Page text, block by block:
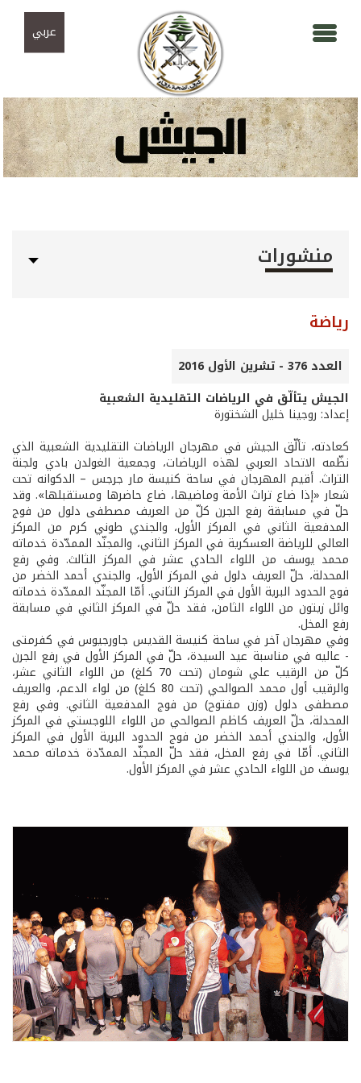
عربي
منشورات
رياضة
العدد 376 - تشرين الأول 2016
الجيش يتألّق في الرياضات التقليدية الشعبية
إعداد: روجينا خليل الشختورة
كعادته، تألّق الجيش في مهرجان الرياضات التقليدية الشعبية الذي
نظّمه الاتحاد العربي لهذه الرياضات، وجمعية الغولدن بادي ولجنة
التراث. أقيم المهرجان في ساحة كنيسة مار جرجس – الدكوانه تحت
شعار «إذا ضاع تراث الأمة وماضيها، ضاع حاضرها ومستقبلها». وقد
حلّ في مسابقة رفع الجرن كلّ من العريف مصطفى دلول من فوج
المدفعية الثاني في المركز الأول، والجندي طوني كرم من المركز
العالي للرياضة العسكرية في المركز الثاني، والمجنّد الممدّدة خدماته
محمد يوسف من اللواء الحادي عشر في المركز الثالث. وفي رفع
المحدلة، حلّ العريف دلول في المركز الأول، والجندي أحمد الخضر من
فوج الحدود البرية الأول في المركز الثاني. أمّا المجنّد الممدّدة خدماته
وائل زيتون من اللواء الثامن، فقد حلّ في المركز الثاني في مسابقة
رفع المخل.
وفي مهرجان آخر في ساحة كنيسة القديس جاورجيوس في كفرمتى
- عاليه في مناسبة عيد السيدة، حلّ في المركز الأول في رفع الجرن
كلّ من الرقيب علي شومان (تحت 70 كلغ) من اللواء الثاني عشر،
والرقيب أول محمد الصوالحي (تحت 80 كلغ) من لواء الدعم، والعريف
مصطفى دلول (وزن مفتوح) من فوج المدفعية الثاني. وفي رفع
المحدلة، حلّ العريف كاظم الصوالحي من اللواء اللوجستي في المركز
الأول، والجندي أحمد الخضر من فوج الحدود البرية الأول في المركز
الثاني. أمّا في رفع المخل، فقد حلّ المجنّد الممدّدة خدماته محمد
يوسف من اللواء الحادي عشر في المركز الأول.